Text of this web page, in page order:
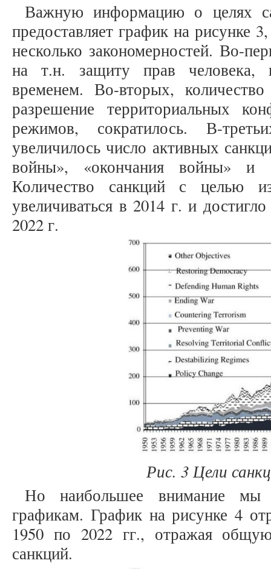
Важную информацию о целях
предоставляет график на рисунке
несколько закономерностей. Во-
на т.н. защиту прав человека,
временем. Во-вторых,
разрешение территориальных
режимов, сократилось. В-
увеличилось число активных
войны», «окончания войны» и
Количество санкций с целью
увеличиваться в 2014 г. и
2022 г.
Рис. 3Цели
Но наибольшее внимание
графикам. График на рисунке 4
1950 по 2022 гг., отражая
санкций.